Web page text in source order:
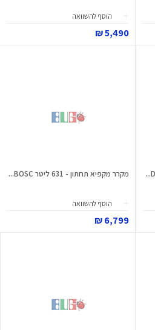
הוסף להשוואה
5,490 ₪
מקרר מקפיא תחתון - 631 ליטר BOSC...
הוסף להשוואה
6,799 ₪